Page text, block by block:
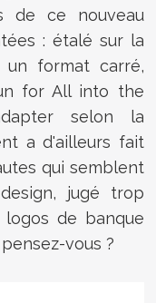
de ce nouveau
: étalé sur la
un format carré,
for All into the
selon la
a d'ailleurs fait
qui semblent
jugé trop
de banque
vous ?